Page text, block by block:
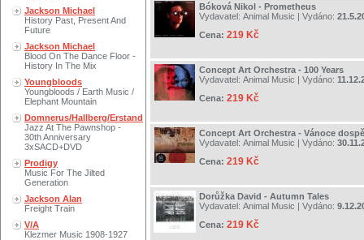
Jackson Michael
History Past, Present And
Future
Jackson Michael
Blood On The Dance Floor -
History In The Mix
Youngbloods
Youngbloods / Earth Music /
Elephant Mountain
Domnerus/Hallberg/Erstand
Jazz At The Pawnshop -
30th Anniversary
3xSACD+DVD
Prodigy
Music For The Jilted
Generation
Jackson Alan
Freight Train
V/A
Klezmer Music 1908-1927
Bóková Nikol - Prometheus
Vydavatel: Animal Music | Vydáno:
Cena: 219 Kč
Concept Art Orchestra - 100 Years
Vydavatel: Animal Music | Vydáno:
Cena: 219 Kč
Concept Art Orchestra - Vánoce
Vydavatel: Animal Music | Vydáno:
Cena: 219 Kč
Dorůžka David - Autumn Tales
Vydavatel: Animal Music | Vydáno:
Cena: 219 Kč